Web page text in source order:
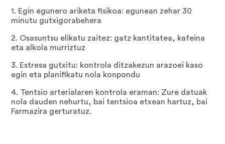
1. Egin egunero ariketa fisikoa: egunean zehar 30
minutu gutxigorabehera
2. Osasuntsu elikatu zaitez: gatz kantitatea, kafeina
eta alkola murriztuz
3. Estresa gutxitu: kontrola ditzakezun arazoei kaso
egin eta planifikatu nola konpondu
4. Tentsio arterialaren kontrola eraman: Zure datuak
nola dauden nehurtu, bai tentsioa etxean hartuz, bai
Farmazira gerturatuz.